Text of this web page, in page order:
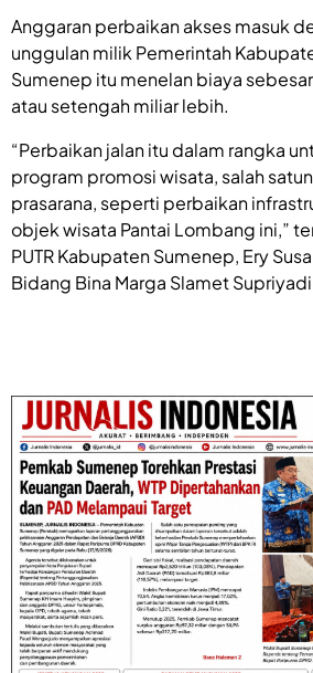
Anggaran perbaikan akses masuk
unggulan milik Pemerintah
Sumenep itu menelan biaya
atau setengah miliar lebih.
“Perbaikan jalan itu dalam rangka
program promosi wisata, salah
prasarana, seperti perbaikan
objek wisata Pantai Lombang ini,”
PUTR Kabupaten Sumenep, Ery
Bidang Bina Marga Slamet